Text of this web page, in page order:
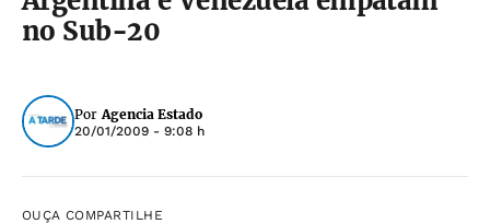
no Sub-20
Por Agencia Estado
20/01/2009 - 9:08 h
OUÇA COMPARTILHE